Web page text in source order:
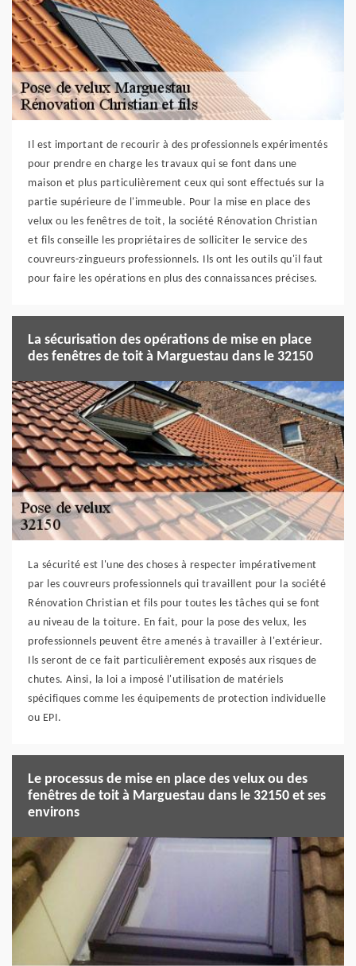
Il est important de recourir à des professionnels expérimentés
pour prendre en charge les travaux qui se font dans une
maison et plus particulièrement ceux qui sont effectués sur la
partie supérieure de l'immeuble. Pour la mise en place des
velux ou les fenêtres de toit, la société Rénovation Christian
et fils conseille les propriétaires de solliciter le service des
couvreurs-zingueurs professionnels. Ils ont les outils qu'il faut
pour faire les opérations en plus des connaissances précises.
La sécurisation des opérations de mise en place
des fenêtres de toit à Marguestau dans le 32150
La sécurité est l'une des choses à respecter impérativement
par les couvreurs professionnels qui travaillent pour la société
Rénovation Christian et fils pour toutes les tâches qui se font
au niveau de la toiture. En fait, pour la pose des velux, les
professionnels peuvent être amenés à travailler à l'extérieur.
Ils seront de ce fait particulièrement exposés aux risques de
chutes. Ainsi, la loi a imposé l'utilisation de matériels
spécifiques comme les équipements de protection individuelle
ou EPI.
Le processus de mise en place des velux ou des
fenêtres de toit à Marguestau dans le 32150 et ses
environs